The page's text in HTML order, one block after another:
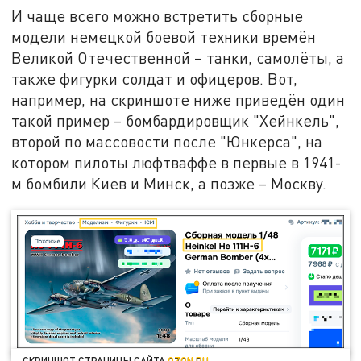
И чаще всего можно встретить сборные
модели немецкой боевой техники времён
Великой Отечественной – танки, самолёты, а
также фигурки солдат и офицеров. Вот,
например, на скриншоте ниже приведён один
такой пример – бомбардировщик "Хейнкель",
второй по массовости после "Юнкерса", на
котором пилоты люфтваффе в первые в 1941-
м бомбили Киев и Минск, а позже – Москву.